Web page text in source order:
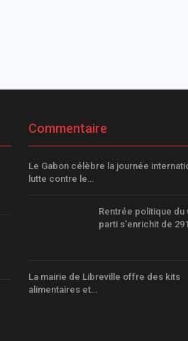
Commentaire
Le Gabon célèbre la journée
lutte contre le…
Rentrée politique du
parti s’enrichit de
La mairie de Libreville offre des kits
alimentaires et…